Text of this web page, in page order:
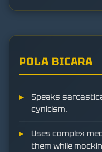
POLA BICARA
Speaks
cynicism.
Uses complex
them while